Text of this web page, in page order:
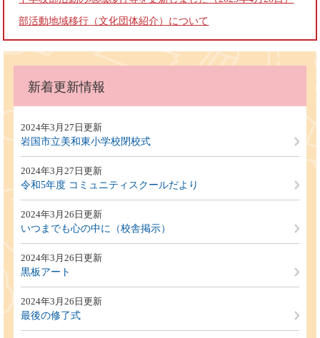
部活動地域移行（文化団体紹介）について
新着更新情報
2024年3月27日更新
岩国市立美和東小学校閉校式
2024年3月27日更新
令和5年度 コミュニティスクールだより
2024年3月26日更新
いつまでも心の中に（校舎掲示）
2024年3月26日更新
黒板アート
2024年3月26日更新
最後の修了式